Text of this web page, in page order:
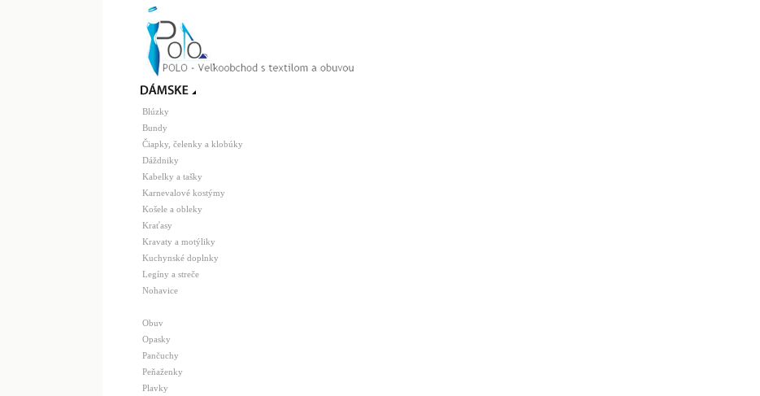
Blúzky
Bundy
Čiapky, čelenky a klobúky
Dáždniky
Kabelky a tašky
Karnevalové kostýmy
Košele a obleky
Kraťasy
Kravaty a motýliky
Kuchynské doplnky
Legíny a streče
Nohavice
Obuv
Opasky
Pančuchy
Peňaženky
Plavky